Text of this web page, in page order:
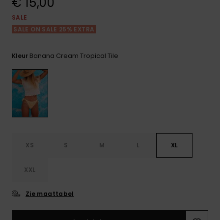
Wetsuits
Shorts
Rokken
ROXY APP
SALE
SALE ON SALE 25% EXTRA
Kleur Banana Cream Tropical Tile
XS S M L XL
XXL
Zie maattabel